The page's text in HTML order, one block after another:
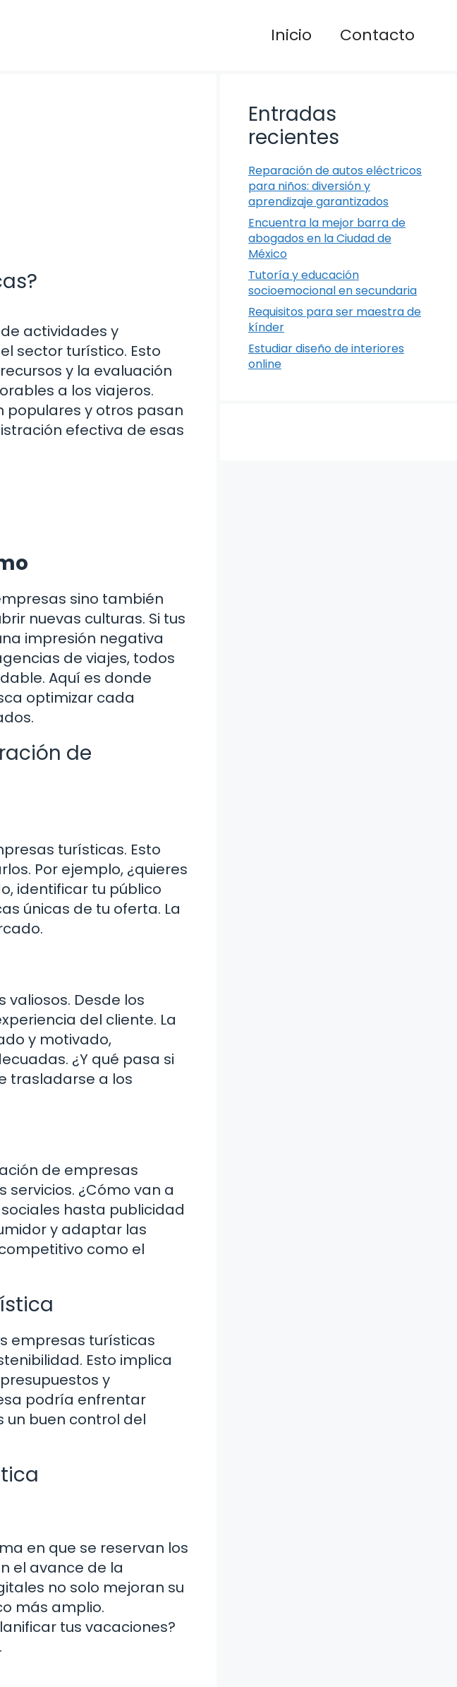
Inicio Contacto
actividades y
sector turístico. Esto
y la evaluación
a los viajeros.
populares y otros pasan
efectiva de esas
sino también
nuevas culturas. Si tus
impresión negativa
de viajes, todos
Aquí es donde
optimizar cada
de
turísticas. Esto
Por ejemplo, ¿quieres
identificar tu público
únicas de tu oferta. La
valiosos. Desde los
del cliente. La
y motivado,
¿Y qué pasa si
trasladarse a los
de empresas
¿Cómo van a
hasta publicidad
y adaptar las
como el
empresas turísticas
Esto implica
y
podría enfrentar
un buen control del
en que se reservan los
el avance de la
no solo mejoran su
más amplio.
tus vacaciones?
Entradas
recientes
Reparación de autos eléctricos
para niños: diversión y
aprendizaje garantizados
Encuentra la mejor barra de
abogados en la Ciudad de
México
Tutoría y educación
socioemocional en secundaria
Requisitos para ser maestra de
kínder
Estudiar diseño de interiores
online